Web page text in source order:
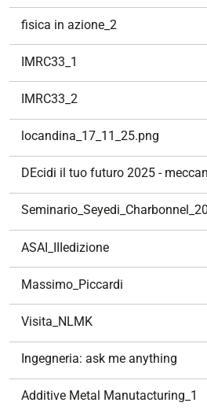
fisica in azione_2
IMRC33_1
IMRC33_2
locandina_17_11_25.png
DEcidi il tuo futuro 2025 -
ASAI_IIIedizione
Massimo_Piccardi
Visita_NLMK
Ingegneria: ask me anything
Additive Metal Manutacturing_1